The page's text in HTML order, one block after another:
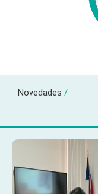
Novedades /